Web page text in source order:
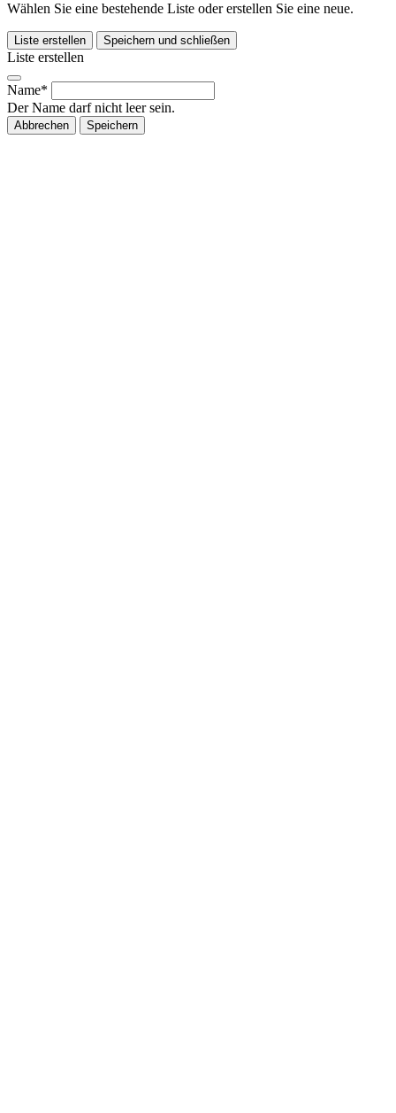
Wählen Sie eine bestehende Liste oder erstellen Sie eine neue.
Liste erstellen Speichern und schließen
Liste erstellen
Name*
Der Name darf nicht leer sein.
Abbrechen Speichern